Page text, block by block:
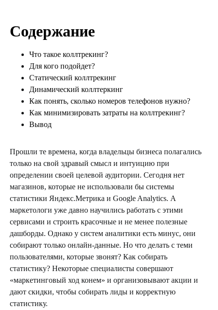
Содержание
Что такое коллтрекинг?
Для кого подойдет?
Статический коллтрекинг
Динамический коллтеркинг
Как понять, сколько номеров телефонов нужно?
Как минимизировать затраты на коллтрекинг?
Вывод
Прошли те времена, когда владельцы бизнеса полагались
только на свой здравый смысл и интуицию при
определении своей целевой аудитории. Сегодня нет
магазинов, которые не использовали бы системы
статистики Яндекс.Метрика и Google Analytics. А
маркетологи уже давно научились работать с этими
сервисами и строить красочные и не менее полезные
дашборды. Однако у систем аналитики есть минус, они
собирают только онлайн-данные. Но что делать с теми
пользователями, которые звонят? Как собирать
статистику? Некоторые специалисты совершают
«маркетинговый ход конем» и организовывают акции и
дают скидки, чтобы собирать лиды и корректную
статистику.